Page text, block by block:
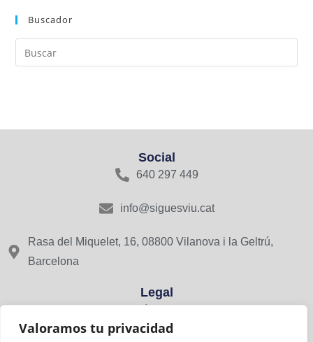
Valoramos tu privacidad
Buscador
Social
640 297 449
info@siguesviu.cat
Rasa del Miquelet, 16, 08800 Vilanova i la Geltrú,
Barcelona
Legal